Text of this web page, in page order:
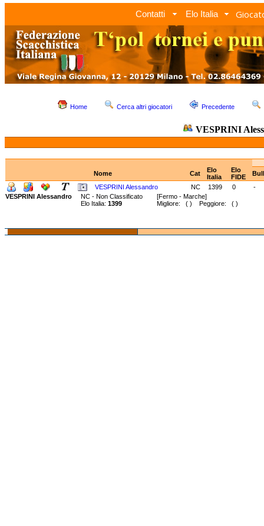
Contatti Elo Italia
Home Cerca altri giocatori Precedente
VESPRINI
Nome Cat
Elo
Italia
Elo
FIDE
VESPRINI Alessandro
NC 1399 0
-
VESPRINI Alessandro
NC - Non Classificato [Fermo - Marche]
Elo Italia: 1399 Migliore: ( ) Peggiore: ( )